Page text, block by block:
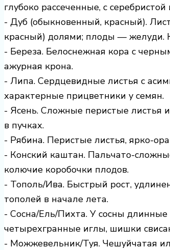
глубоко рассеченные, с
- Дуб (обыкновенный, красный).
красный) долями; плоды — желуди.
- Береза. Белоснежная кора с
ажурная крона.
- Липа. Сердцевидные листья с
характерные прицветники у семян.
- Ясень. Сложные перистые листья
в пучках.
- Рябина. Перистые листья, ярко-
- Конский каштан. Пальчато-
колючие коробочки плодов.
- Тополь/Ива. Быстрый рост,
тополей в начале лета.
- Сосна/Ель/Пихта. У сосны
четырехгранные иглы, шишки
- Можжевельник/Туя. Чешуйчатая